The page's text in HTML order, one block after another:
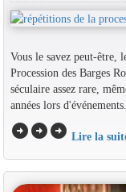
Vous le savez peut-être,
Procession des Barges
séculaire assez rare,
années lors
arrow_circle_rightarrow_circle_rightarrow_circle_right Lire la